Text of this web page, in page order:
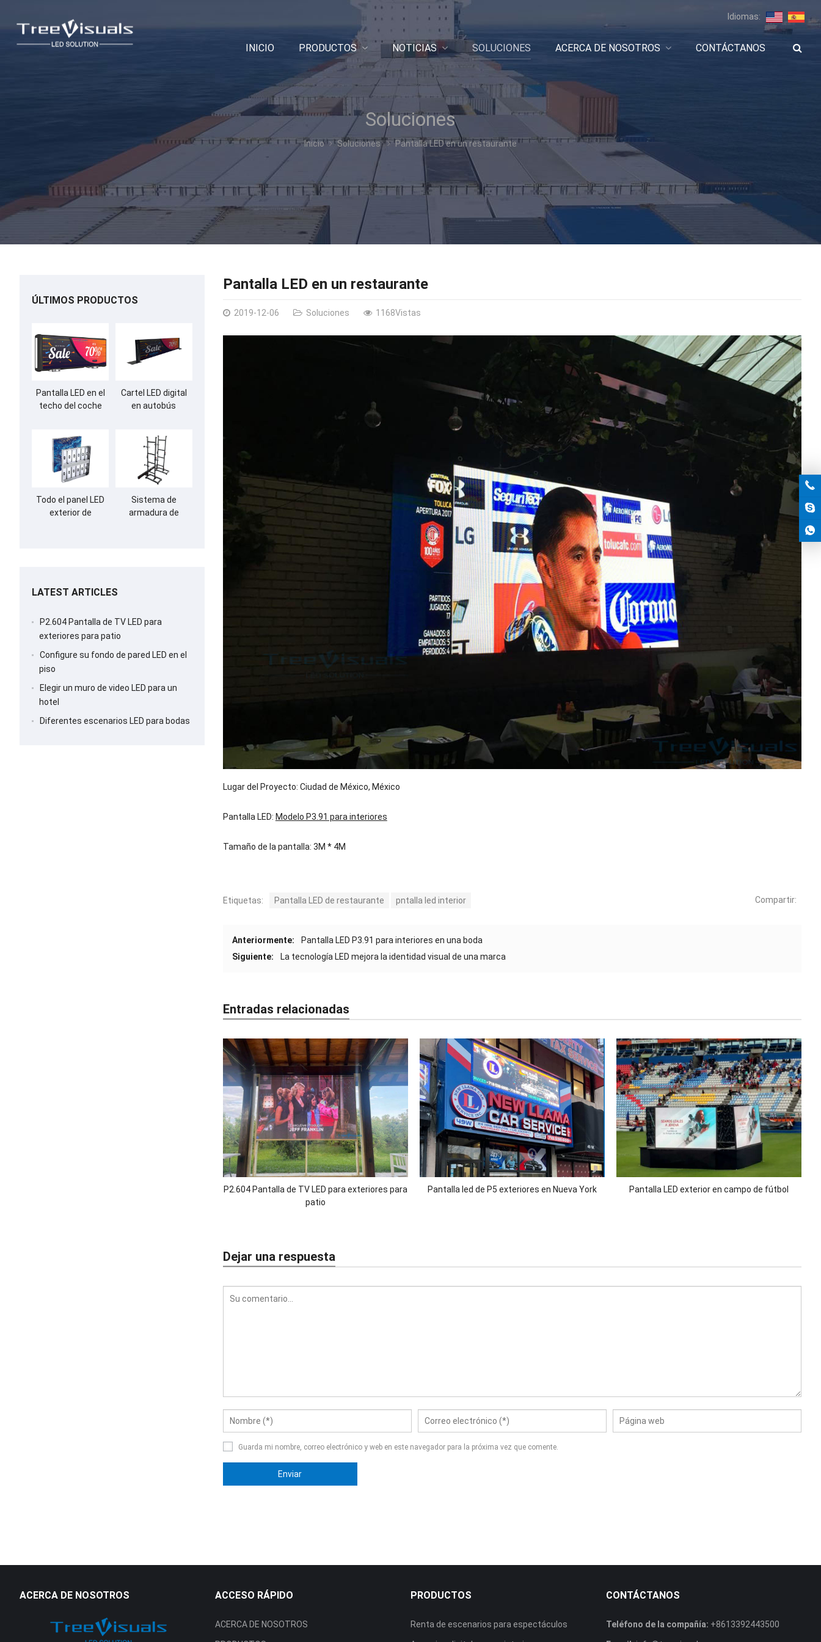
Idiomas:
INICIO PRODUCTOS NOTICIAS SOLUCIONES ACERCA DE NOSOTROS CONTÁCTANOS
Soluciones
Inicio Soluciones Pantalla LED en un restaurante
Pantalla LED en un restaurante
2019-12-06 Soluciones 1168Vistas
Lugar del Proyecto: Ciudad de México, México
Pantalla LED: Modelo P3.91 para interiores
Tamaño de la pantalla: 3M * 4M
Etiquetas: Pantalla LED de restaurante pntalla led interior Compartir:
Anteriormente:
Pantalla LED P3.91 para interiores en una boda
Siguiente:
La tecnología LED mejora la identidad visual de una marca
Entradas relacionadas
P2.604 Pantalla de TV LED para exteriores para
patio
Pantalla led de P5 exteriores en Nueva York Pantalla LED exterior en campo de fútbol
Dejar una respuesta
Guarda mi nombre, correo electrónico y web en este navegador para la próxima vez que comente.
ÚLTIMOS PRODUCTOS
Pantalla LED en el
techo del coche
Cartel LED digital
en autobús
Todo el panel LED
exterior de
Sistema de
armadura de
LATEST ARTICLES
P2.604 Pantalla de TV LED para
exteriores para patio
Configure su fondo de pared LED en el
piso
Elegir un muro de video LED para un
hotel
Diferentes escenarios LED para bodas
ACERCA DE NOSOTROS ACCESO RÁPIDO
ACERCA DE NOSOTROS
PRODUCTOS
Renta de escenarios para espectáculos
CONTÁCTANOS
Teléfono de la compañía: +8613392443500